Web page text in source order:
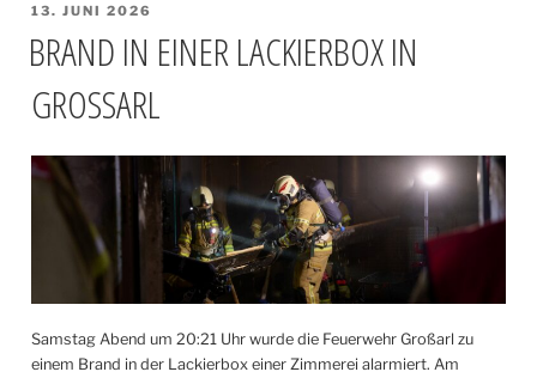
VERÖFFENTLICHT
13. JUNI 2026
BRAND IN EINER LACKIERBOX IN
GROSSARL
Samstag Abend um 20:21 Uhr wurde die Feuerwehr Großarl zu
einem Brand in der Lackierbox einer Zimmerei alarmiert. Am